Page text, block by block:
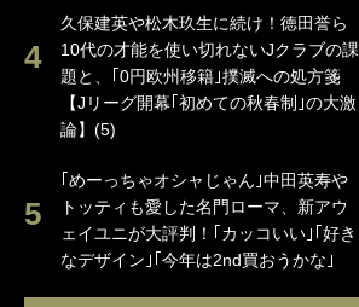
久保建英や松木玖生に続け！徳田誉ら
10代の才能を使い切れないJクラブの課
題と、｢0円欧州移籍｣撲滅への処方箋
【Jリーグ開幕｢初めての秋春制｣の大激
論】(5)
｢めーっちゃオシャじゃん｣中田英寿や
トッティも愛した名門ローマ、新アウ
ェイユニが大評判！｢カッコいい｣｢好き
なデザイン｣｢今年は2nd買おうかな｣